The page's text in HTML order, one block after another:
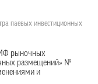
паевых инвестиционных
рыночных
размещений» №
и